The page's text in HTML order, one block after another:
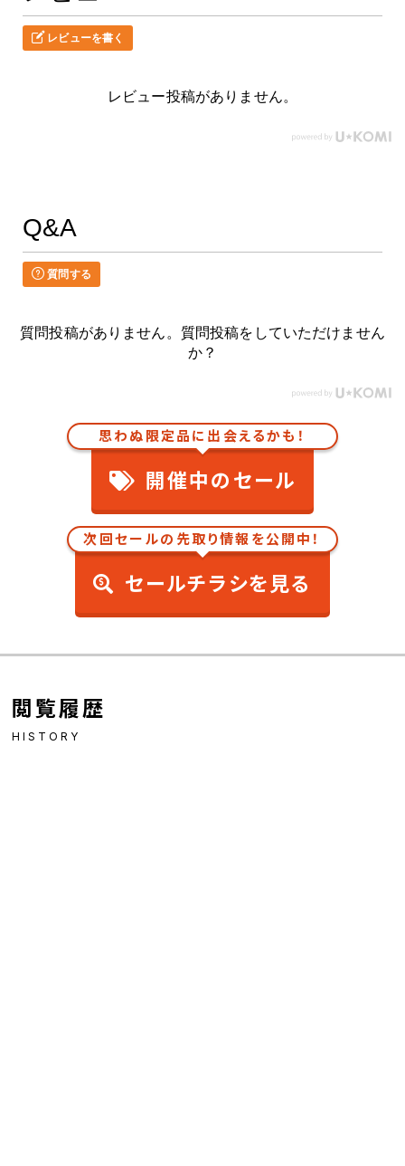
レビューを書く
レビュー投稿がありません。
Q&A
質問する
質問投稿がありません。質問投稿をしていただけません
か？
思わぬ限定品に出会えるかも！
開催中のセール
次回セールの先取り情報を公開中！
セールチラシを見る
閲覧履歴
HISTORY